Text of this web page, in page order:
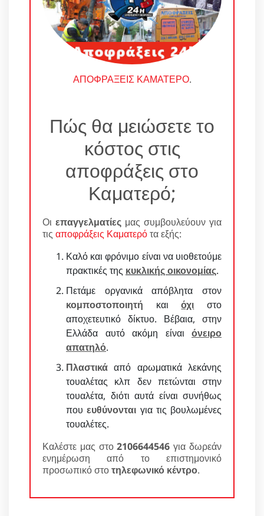
ΑΠΟΦΡΑΞΕΙΣ ΚΑΜΑΤΕΡΟ.
Πώς θα μειώσετε το
κόστος στις
αποφράξεις στο
Καματερό;
Οι επαγγελματίες μας συμβουλεύουν για
τις αποφράξεις Καματερότα εξής:
Καλό και φρόνιμο είναι να υιοθετούμε
πρακτικές της κυκλικής οικονομίας.
Πετάμε οργανικά απόβλητα στον
κομποστοποιητή καιόχι στο
αποχετευτικό δίκτυο. Βέβαια, στην
Ελλάδα αυτό ακόμη είναι όνειρο
απατηλό.
Πλαστικά από αρωματικά λεκάνης
τουαλέτας κλπ δεν πετώνται στην
τουαλέτα, διότι αυτά είναι συνήθως
πουευθύνονται για τις βουλωμένες
τουαλέτες.
Καλέστε μας στο2106644546 για δωρεάν
ενημέρωση από το επιστημονικό
προσωπικό στοτηλεφωνικό κέντρο.